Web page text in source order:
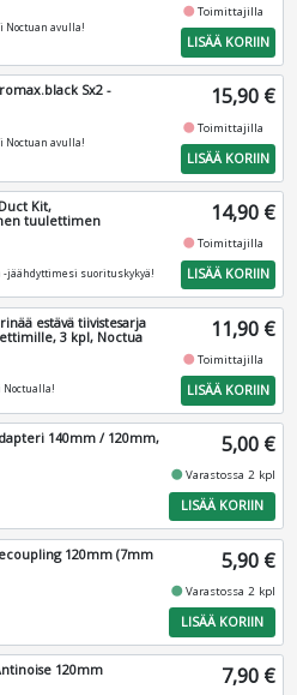
avulla!
fiber_manual_recordToimittajilla
LISÄÄ KORIIN
Sx2 -
avulla!
15,90 €
fiber_manual_recordToimittajilla
LISÄÄ KORIIN
Kit,
tuulettimen
-jäähdyttimesi suorituskykyä!
14,90 €
fiber_manual_recordToimittajilla
LISÄÄ KORIIN
estävä tiivistesarja
3 kpl, Noctua
Noctualla!
11,90 €
fiber_manual_recordToimittajilla
LISÄÄ KORIIN
140mm / 120mm,
5,00 €
fiber_manual_recordVarastossa 2 kpl
LISÄÄ KORIIN
120mm (7mm
5,90 €
fiber_manual_recordVarastossa 2 kpl
LISÄÄ KORIIN
120mm
7,90 €